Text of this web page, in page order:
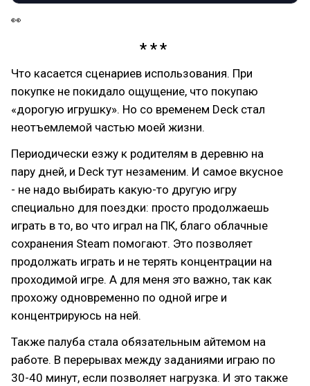
👀
Что касается сценариев использования. При
покупке не покидало ощущение, что покупаю
«дорогую игрушку». Но со временем Deck стал
неотъемлемой частью моей жизни.
Периодически езжу к родителям в деревню на
пару дней, и Deck тут незаменим. И самое вкусное
- не надо выбирать какую-то другую игру
специально для поездки: просто продолжаешь
играть в то, во что играл на ПК, благо облачные
сохранения Steam помогают. Это позволяет
продолжать играть и не терять концентрации на
проходимой игре. А для меня это важно, так как
прохожу одновременно по одной игре и
концентрируюсь на ней.
Также палуба стала обязательным айтемом на
работе. В перерывах между заданиями играю по
30-40 минут, если позволяет нагрузка. И это также